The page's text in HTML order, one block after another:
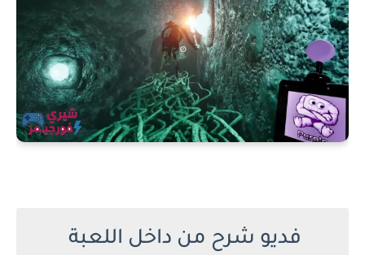
فديو شرح من داخل اللعبة